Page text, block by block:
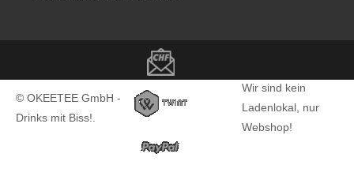
© OKEETEE GmbH -
Drinks mit Biss!.
Wir sind kein
Ladenlokal, nur
Webshop!